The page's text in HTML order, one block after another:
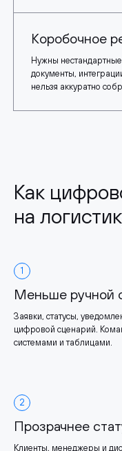
Коробочное
Нужны
документы,
нельзя аккуратно
Как
на
1
Меньше ручной
Заявки, статусы,
цифровой сценарий.
системами и таблицами.
2
Прозрачнее
Клиенты, менеджеры и